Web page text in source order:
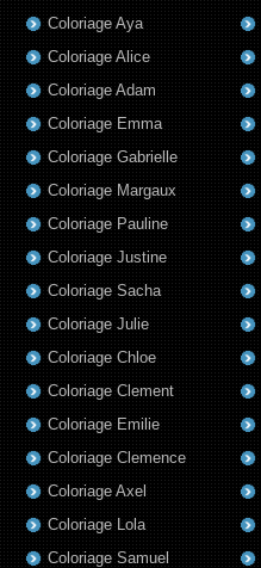
Coloriage Aya
Coloriage Alice
Coloriage Adam
Coloriage Emma
Coloriage Gabrielle
Coloriage Margaux
Coloriage Pauline
Coloriage Justine
Coloriage Sacha
Coloriage Julie
Coloriage Chloe
Coloriage Clement
Coloriage Emilie
Coloriage Clemence
Coloriage Axel
Coloriage Lola
Coloriage Samuel